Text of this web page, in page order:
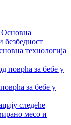
технологија
за бебе у